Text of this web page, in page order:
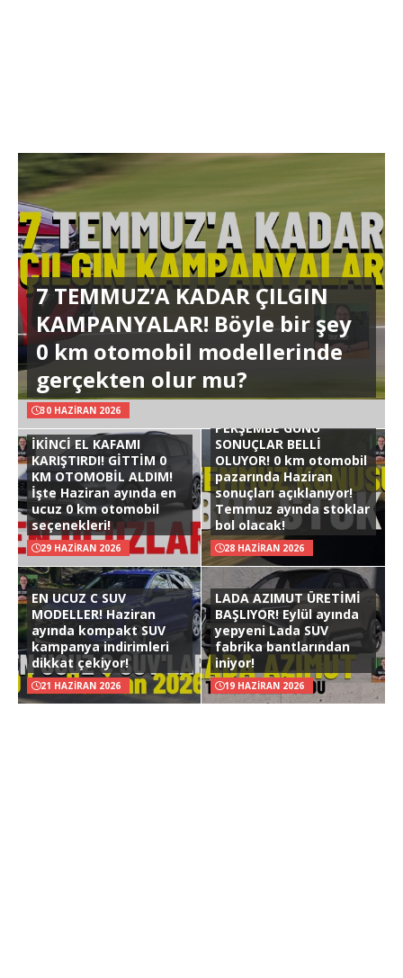
7 TEMMUZ’A KADAR ÇILGIN
KAMPANYALAR! Böyle bir şey
0 km otomobil modellerinde
gerçekten olur mu?
30 HAZIRAN 2026
İKİNCİ EL KAFAMI
KARIŞTIRDI! GİTTİM 0
KM OTOMOBİL ALDIM!
İşte Haziran ayında en
ucuz 0 km otomobil
seçenekleri!
29 HAZIRAN 2026
PERŞEMBE GÜNÜ
SONUÇLAR BELLİ
OLUYOR! 0 km otomobil
pazarında Haziran
sonuçları açıklanıyor!
Temmuz ayında stoklar
bol olacak!
28 HAZIRAN 2026
EN UCUZ C SUV
MODELLER! Haziran
ayında kompakt SUV
kampanya indirimleri
dikkat çekiyor!
21 HAZIRAN 2026
LADA AZIMUT ÜRETİMİ
BAŞLIYOR! Eylül ayında
yepyeni Lada SUV
fabrika bantlarından
iniyor!
19 HAZIRAN 2026